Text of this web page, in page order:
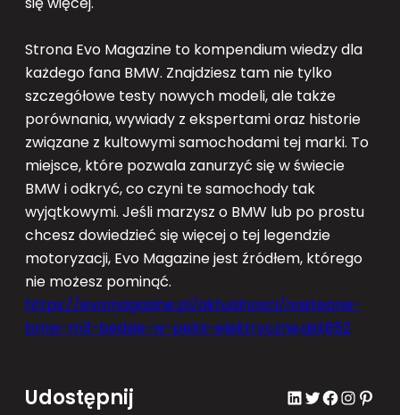
Strona Evo Magazine to kompendium wiedzy dla
każdego fana BMW. Znajdziesz tam nie tylko
szczegółowe testy nowych modeli, ale także
porównania, wywiady z ekspertami oraz historie
związane z kultowymi samochodami tej marki. To
miejsce, które pozwala zanurzyć się w świecie
BMW i odkryć, co czyni te samochody tak
wyjątkowymi. Jeśli marzysz o BMW lub po prostu
chcesz dowiedzieć się więcej o tej legendzie
motoryzacji, Evo Magazine jest źródłem, którego
nie możesz pominąć.
https://evomagazine.pl/aktualnosci/nastepne-
bmw-m3-bedzie-w-pelni-elektryczne,aid,852
Udostępnij LinkedIn Twitter Facebook Instagram Pinterest